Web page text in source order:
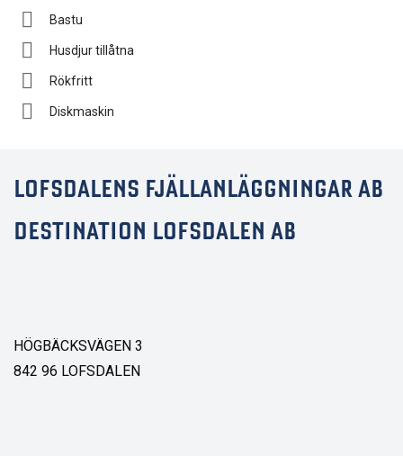
Bastu
Husdjur tillåtna
Rökfritt
Diskmaskin
LOFSDALENS FJÄLLANLÄGGNINGAR AB
DESTINATION LOFSDALEN AB
HÖGBÄCKSVÄGEN 3
842 96 LOFSDALEN